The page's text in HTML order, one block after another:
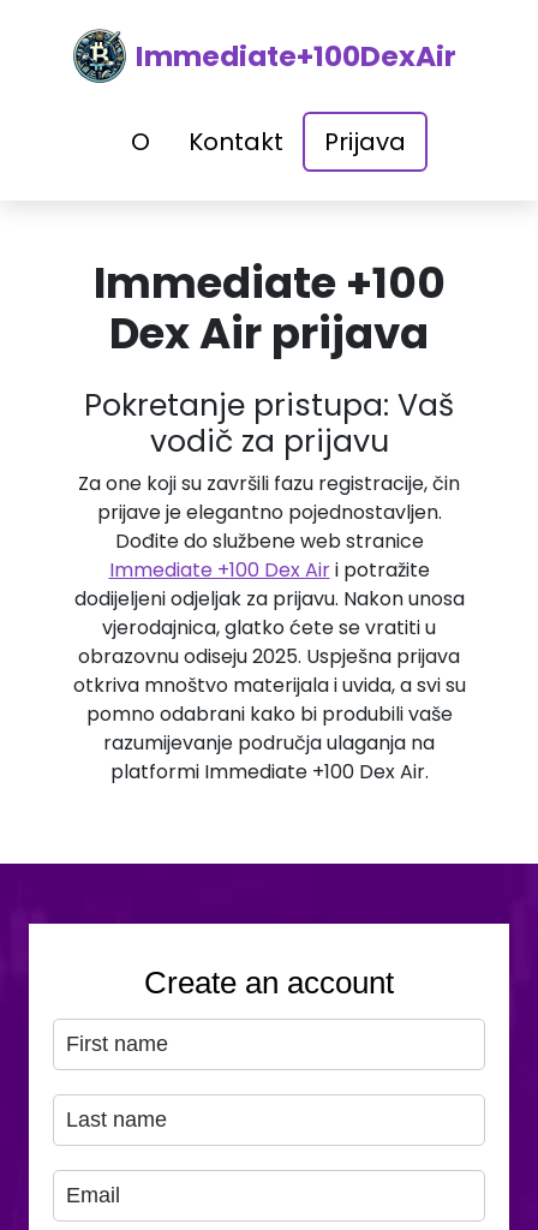
Immediate+100DexAir
O Kontakt Prijava
Immediate +100
Dex Air prijava
Pokretanje pristupa: Vaš
vodič za prijavu
Za one koji su završili fazu registracije, čin
prijave je elegantno pojednostavljen.
Dođite do službene web stranice
Immediate +100 Dex Airi potražite
dodijeljeni odjeljak za prijavu. Nakon unosa
vjerodajnica, glatko ćete se vratiti u
obrazovnu odiseju 2025. Uspješna prijava
otkriva mnoštvo materijala i uvida, a svi su
pomno odabrani kako bi produbili vaše
razumijevanje područja ulaganja na
platformi Immediate +100 Dex Air.